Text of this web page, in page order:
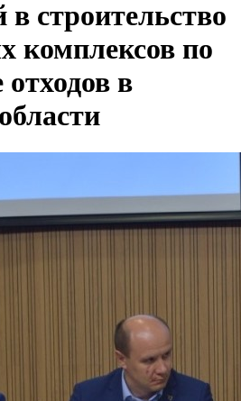
строительство
комплексов по
отходов в